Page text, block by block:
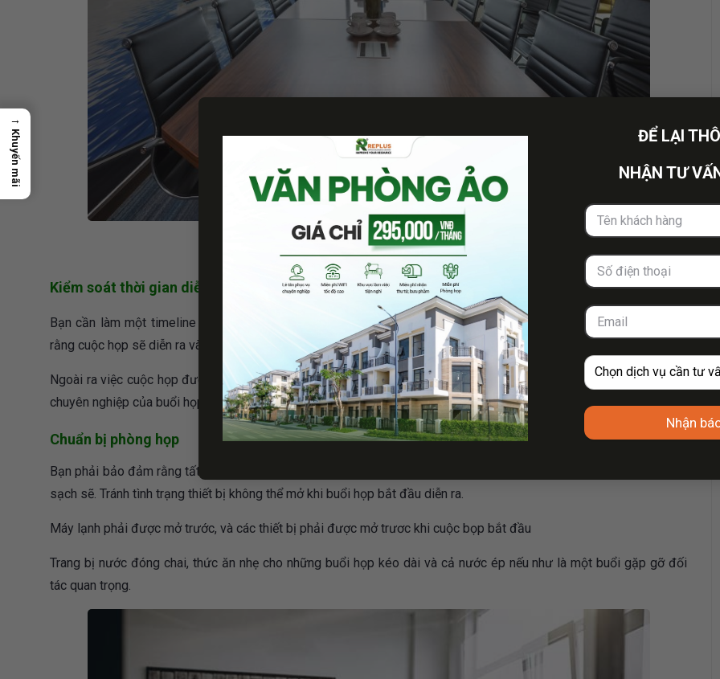
ĐỂ LẠI
NHẬN TƯ
Nhận
phòng họp thoáng đãng, tăng cảm hứng
Kiểm soát thời gian diễn ra cuộc họp.
Bạn cần làm một timeline rõ ràng về các khoảng thời gian diễn ra trong một cuộc họp. Mục đích là để bảo đảm
rằng cuộc họp sẽ diễn ra và kết thúc thật đúng giờ. Tránh tình trạng ảnh hưởng đến lịch trình của khách tham gia.
Ngoài ra việc cuộc họp được đảm bảo về thời gian cũng thể hiện rằng bạn là một người có tố chất quản trị lẫn sự
chuyên nghiệp của buổi họp.
Chuẩn bị phòng họp
Bạn phải bảo đảm rằng tất cả những thiết bị sử dụng, phục vụ cho buổi họp luôn trong tình trạng sử dụng được và
sạch sẽ. Tránh tình trạng thiết bị không thể mở khi buổi họp bắt đầu diễn ra.
Máy lạnh phải được mở trước, và các thiết bị phải được mở trươc khi cuộc bọp bắt đầu
Trang bị nước đóng chai, thức ăn nhẹ cho những buổi họp kéo dài và cả nước ép nếu như là một buổi gặp gỡ đối
tác quan trọng.
→
Khuyến mãi